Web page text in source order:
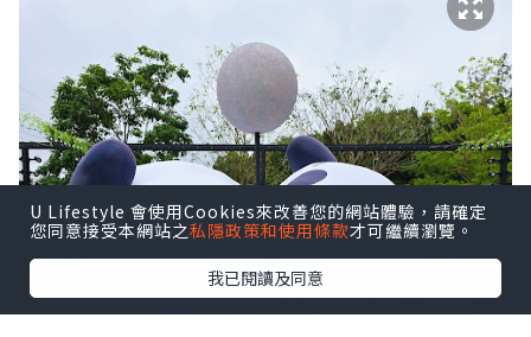
U Lifestyle 會使用Cookies來改善您的網站體驗，請確定
您同意接受本網站之私隱政策和使用條款才可繼續瀏覽。
我已閱讀及同意